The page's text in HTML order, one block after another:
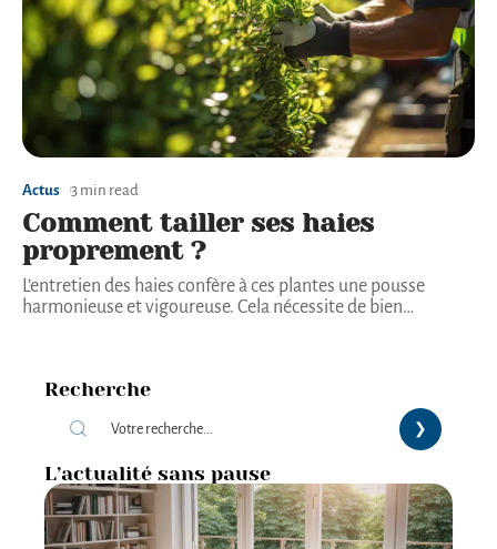
Actus 3 min read
Comment tailler ses haies
proprement ?
L’entretien des haies confère à ces plantes une pousse
harmonieuse et vigoureuse. Cela nécessite de bien…
Recherche
L’actualité sans pause